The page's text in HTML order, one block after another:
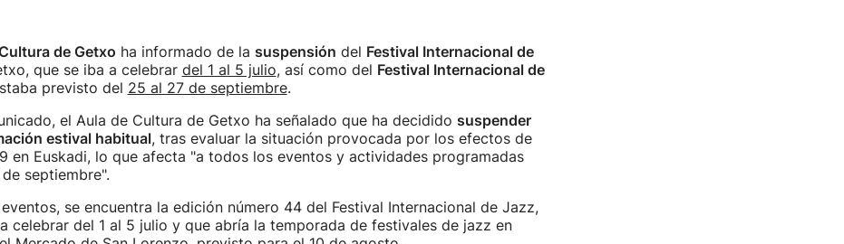
de Getxo ha informado de la suspensión del Festival Internacional de
que se iba a celebrar del 1 al 5 julio, así como del Festival Internacional de
previsto del 25 al 27 de septiembre.
el Aula de Cultura de Getxo ha señalado que ha decidido suspender
estival habitual, tras evaluar la situación provocada por los efectos de
en Euskadi, lo que afecta "a todos los eventos y actividades programadas
septiembre".
se encuentra la edición número 44 del Festival Internacional de Jazz,
celebrar del 1 al 5 julio y que abría la temporada de festivales de jazz en